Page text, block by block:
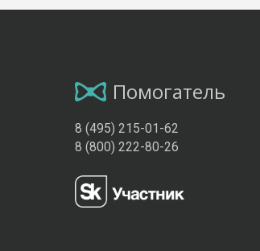
Помогатель
8 (495) 215-01-62
8 (800) 222-80-26